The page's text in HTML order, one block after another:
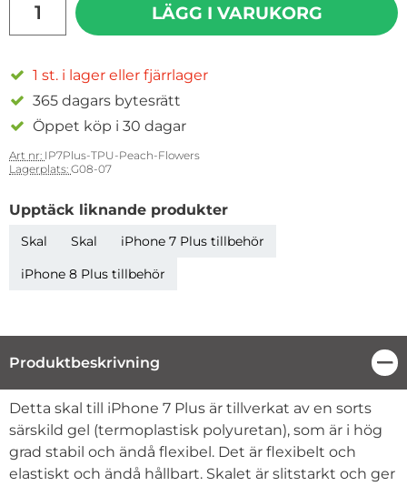
LÄGG I VARUKORG
1 st. i lager eller fjärrlager
365 dagars bytesrätt
Öppet köp i 30 dagar
Art nr: IP7Plus-TPU-Peach-Flowers
Lagerplats: G08-07
Upptäck liknande produkter
Skal Skal
iPhone 7 Plus tillbehör
iPhone 8 Plus tillbehör
Produktbeskrivning
Produktbeskrivning
Detta skal till iPhone 7 Plus är tillverkat av en sorts
särskild gel (termoplastisk polyuretan), som är i hög
grad stabil och ändå flexibel. Det är flexibelt och
elastiskt och ändå hållbart. Skalet är slitstarkt och ger